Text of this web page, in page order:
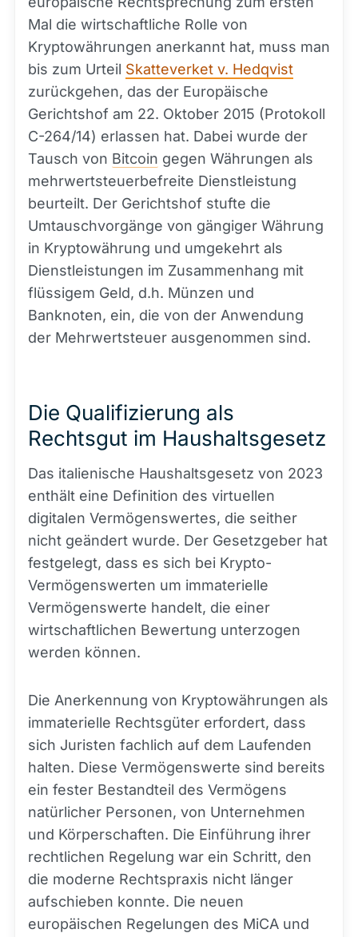
Mal die wirtschaftliche Rolle von
Kryptowährungen anerkannt hat, muss man
bis zum Urteil Skatteverket v. Hedqvist
zurückgehen, das der Europäische
Gerichtshof am 22. Oktober 2015 (Protokoll
C-264/14) erlassen hat. Dabei wurde der
Tausch von Bitcoin gegen Währungen als
mehrwertsteuerbefreite Dienstleistung
beurteilt. Der Gerichtshof stufte die
Umtauschvorgänge von gängiger Währung
in Kryptowährung und umgekehrt als
Dienstleistungen im Zusammenhang mit
flüssigem Geld, d.h. Münzen und
Banknoten, ein, die von der Anwendung
der Mehrwertsteuer ausgenommen sind.
Die Qualifizierung als
Rechtsgut im Haushaltsgesetz
Das italienische Haushaltsgesetz von 2023
enthält eine Definition des virtuellen
digitalen Vermögenswertes, die seither
nicht geändert wurde. Der Gesetzgeber hat
festgelegt, dass es sich bei Krypto-
Vermögenswerten um immaterielle
Vermögenswerte handelt, die einer
wirtschaftlichen Bewertung unterzogen
werden können.
Die Anerkennung von Kryptowährungen als
immaterielle Rechtsgüter erfordert, dass
sich Juristen fachlich auf dem Laufenden
halten. Diese Vermögenswerte sind bereits
ein fester Bestandteil des Vermögens
natürlicher Personen, von Unternehmen
und Körperschaften. Die Einführung ihrer
rechtlichen Regelung war ein Schritt, den
die moderne Rechtspraxis nicht länger
aufschieben konnte. Die neuen
europäischen Regelungen des MiCA und